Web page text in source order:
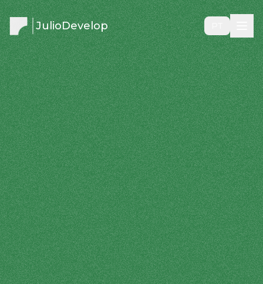
JulioDevelop